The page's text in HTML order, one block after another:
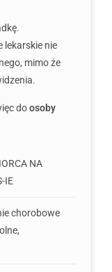
lekarskie nie
mimo że
doosoby
NA
IE
chorobowe